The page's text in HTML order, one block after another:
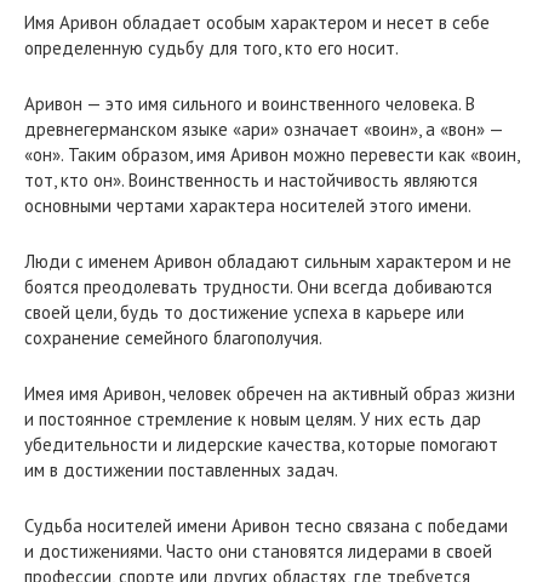
Имя Аривон обладает особым характером и несет в себе
определенную судьбу для того, кто его носит.
Аривон — это имя сильного и воинственного человека. В
древнегерманском языке «ари» означает «воин», а «вон» —
«он». Таким образом, имя Аривон можно перевести как «воин,
тот, кто он». Воинственность и настойчивость являются
основными чертами характера носителей этого имени.
Люди с именем Аривон обладают сильным характером и не
боятся преодолевать трудности. Они всегда добиваются
своей цели, будь то достижение успеха в карьере или
сохранение семейного благополучия.
Имея имя Аривон, человек обречен на активный образ жизни
и постоянное стремление к новым целям. У них есть дар
убедительности и лидерские качества, которые помогают
им в достижении поставленных задач.
Судьба носителей имени Аривон тесно связана с победами
и достижениями. Часто они становятся лидерами в своей
профессии, спорте или других областях, где требуется